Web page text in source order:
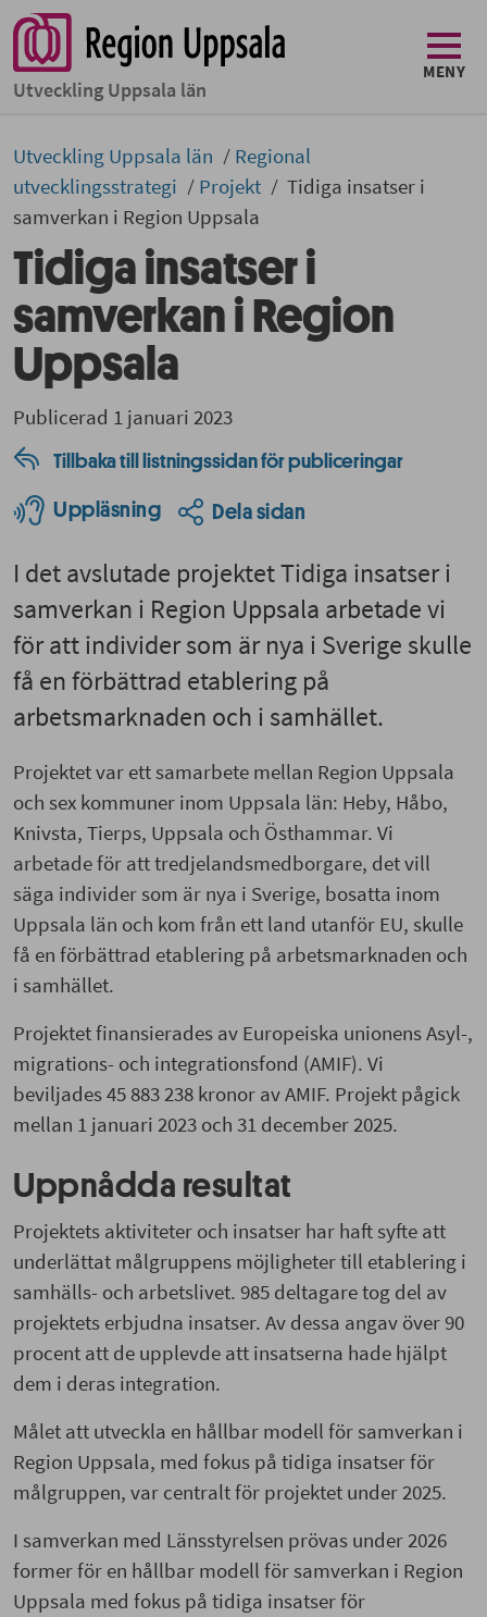
Utveckling Uppsala län
MENY
Utveckling Uppsala län
Regional
utvecklingsstrategi
Projekt
Tidiga insatser i
samverkan i Region Uppsala
Tidiga insatser i
samverkan i Region
Uppsala
Publicerad 1 januari 2023
Tillbaka till listningssidan för publiceringar
Uppläsning Dela sidan
I det avslutade projektet Tidiga insatser i
samverkan i Region Uppsala arbetade vi
för att individer som är nya i Sverige skulle
få en förbättrad etablering på
arbetsmarknaden och i samhället.
Projektet var ett samarbete mellan Region Uppsala
och sex kommuner inom Uppsala län: Heby, Håbo,
Knivsta, Tierps, Uppsala och Östhammar. Vi
arbetade för att tredjelandsmedborgare, det vill
säga individer som är nya i Sverige, bosatta inom
Uppsala län och kom från ett land utanför EU, skulle
få en förbättrad etablering på arbetsmarknaden och
i samhället.
Projektet finansierades av Europeiska unionens Asyl-,
migrations- och integrationsfond (AMIF). Vi
beviljades 45 883 238 kronor av AMIF. Projekt pågick
mellan 1 januari 2023 och 31 december 2025.
Uppnådda resultat
Projektets aktiviteter och insatser har haft syfte att
underlättat målgruppens möjligheter till etablering i
samhälls- och arbetslivet. 985 deltagare tog del av
projektets erbjudna insatser. Av dessa angav över 90
procent att de upplevde att insatserna hade hjälpt
dem i deras integration.
Målet att utveckla en hållbar modell för samverkan i
Region Uppsala, med fokus på tidiga insatser för
målgruppen, var centralt för projektet under 2025.
I samverkan med Länsstyrelsen prövas under 2026
former för en hållbar modell för samverkan i Region
Uppsala med fokus på tidiga insatser för